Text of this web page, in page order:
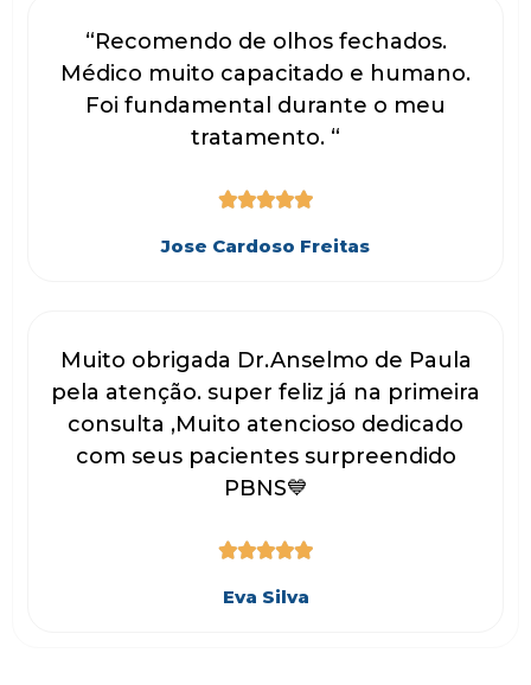
“Recomendo de olhos fechados.
Médico muito capacitado e humano.
Foi fundamental durante o meu
tratamento. “

Jose Cardoso Freitas
Muito obrigada Dr.Anselmo de Paula
pela atenção. super feliz já na primeira
consulta ,Muito atencioso dedicado
com seus pacientes surpreendido
PBNS💙

Eva Silva